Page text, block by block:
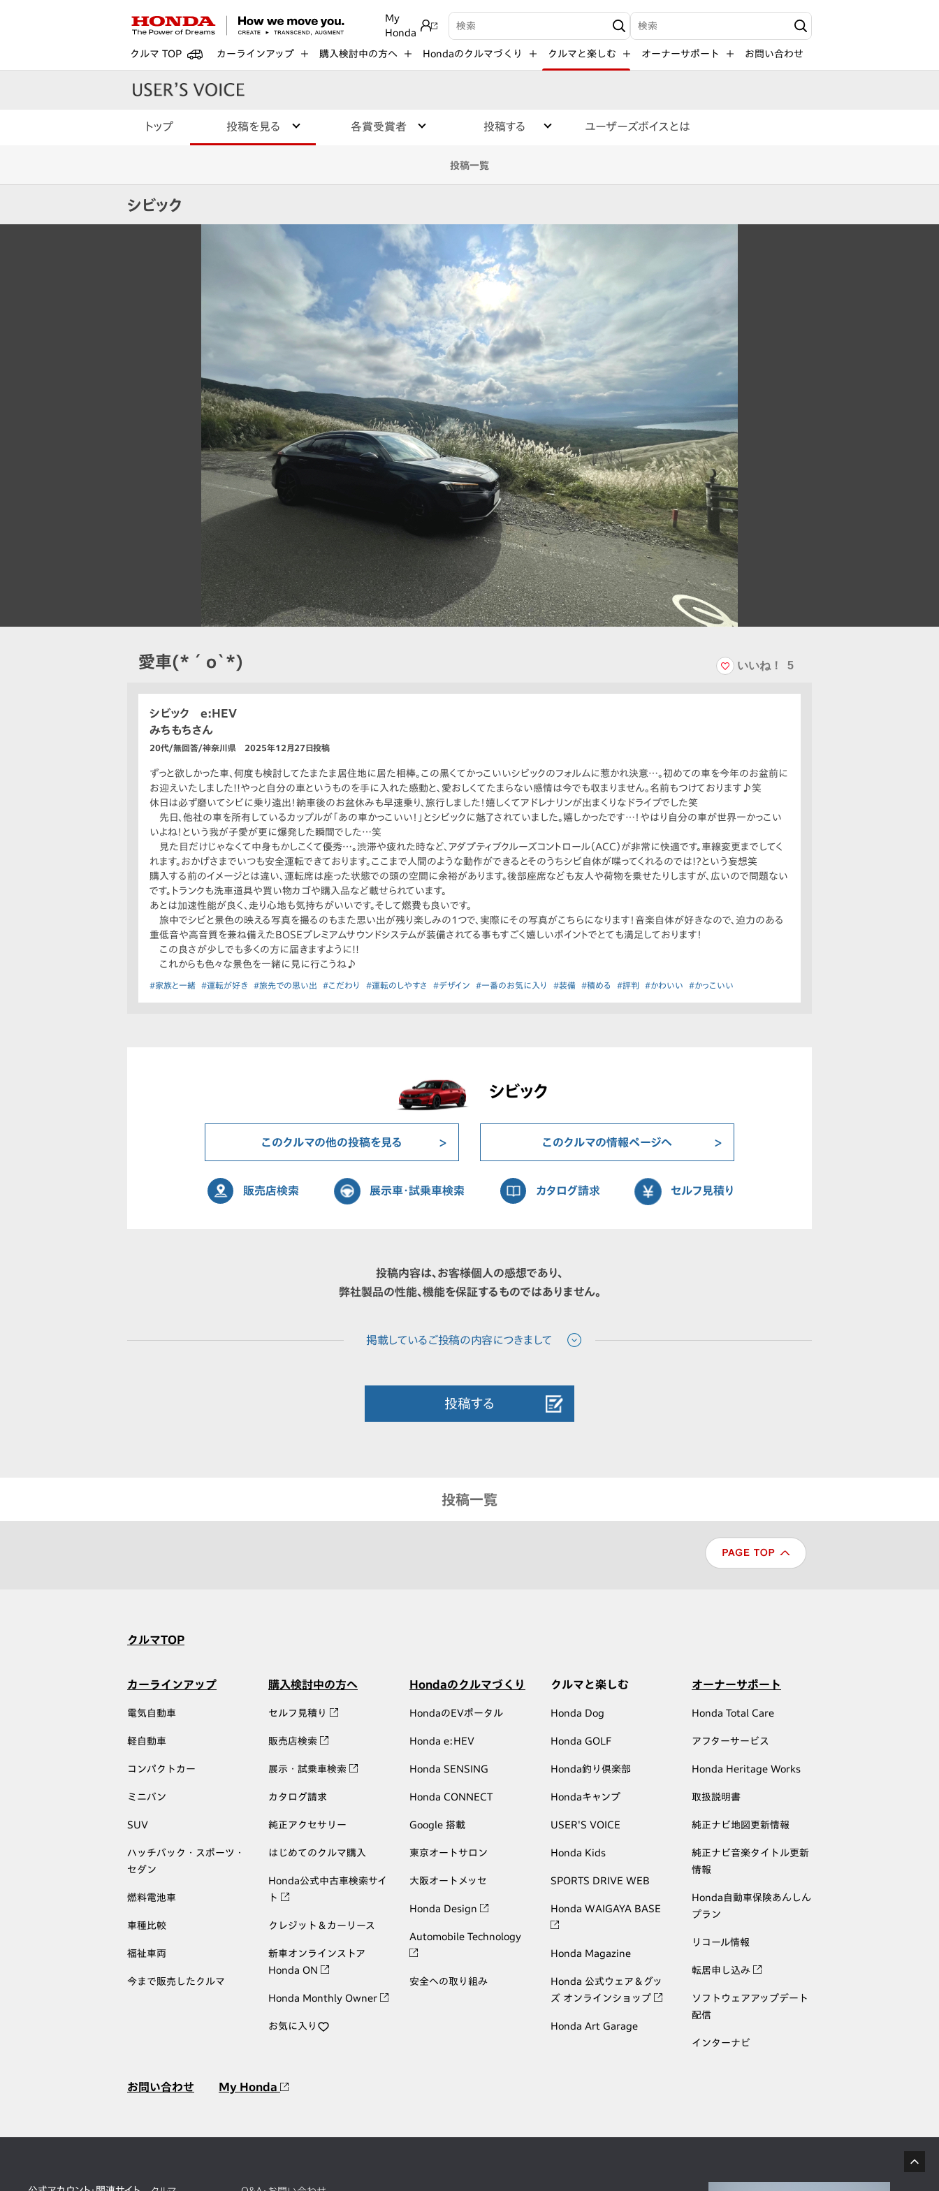
My
Honda
検索キーワード入力 検索キーワード入力
クルマ TOP カーラインアップ 購入検討中の方へ Hondaのクルマづくり クルマと楽しむ オーナーサポート お問い合わせ
トップ 投稿を見る 各賞受賞者 投稿する ユーザーズボイスとは
投稿一覧
シビック
愛車(*´o`*) いいね！ 5
シビック e:HEV
みちもちさん
20代/無回答/神奈川県 2025年12月27日投稿
ずっと欲しかった車、何度も検討してたまたま居住地に居た相棒。この黒くてかっこいいシビックのフォルムに惹かれ決意…。初めての車を今年のお盆前に
お迎えいたしました!!やっと自分の車というものを手に入れた感動と、愛おしくてたまらない感情は今でも収まりません。名前もつけております♪笑
休日は必ず磨いてシビに乗り遠出！納車後のお盆休みも早速乗り、旅行しました！嬉しくてアドレナリンが出まくりなドライブでした笑
先日、他社の車を所有しているカップルが「あの車かっこいい！」とシビックに魅了されていました。嬉しかったです…！やはり自分の車が世界一かっこい
いよね！という我が子愛が更に爆発した瞬間でした…笑
見た目だけじゃなくて中身もかしこくて優秀…。渋滞や疲れた時など、アダプティブクルーズコントロール（ACC）が非常に快適です。車線変更までしてく
れます。おかげさまでいつも安全運転できております。ここまで人間のような動作ができるとそのうちシビ自体が喋ってくれるのでは!?という妄想笑
購入する前のイメージとは違い、運転席は座った状態での頭の空間に余裕があります。後部座席なども友人や荷物を乗せたりしますが、広いので問題ない
です。トランクも洗車道具や買い物カゴや購入品など載せられています。
あとは加速性能が良く、走り心地も気持ちがいいです。そして燃費も良いです。
旅中でシビと景色の映える写真を撮るのもまた思い出が残り楽しみの1つで、実際にその写真がこちらになります！音楽自体が好きなので、迫力のある
重低音や高音質を兼ね備えたBOSEプレミアムサウンドシステムが装備されてる事もすごく嬉しいポイントでとても満足しております！
この良さが少しでも多くの方に届きますように!!
これからも色々な景色を一緒に見に行こうね♪
#家族と一緒 #運転が好き #旅先での思い出 #こだわり #運転のしやすさ #デザイン #一番のお気に入り #装備 #積める #評判 #かわいい #かっこいい
シビック
このクルマの他の投稿を見る このクルマの情報ページへ
販売店検索 展示車・試乗車検索 カタログ請求 セルフ見積り
投稿内容は、お客様個人の感想であり、
弊社製品の性能、機能を保証するものではありません。
投稿する
投稿一覧
クルマTOP
カーラインアップ
電気自動車
軽自動車
コンパクトカー
ミニバン
SUV
ハッチバック・スポーツ・
セダン
燃料電池車
車種比較
福祉車両
今まで販売したクルマ
購入検討中の方へ
セルフ見積り
販売店検索
展示・試乗車検索
カタログ請求
純正アクセサリー
はじめてのクルマ購入
Honda公式中古車検索サイ
ト
クレジット＆カーリース
新車オンラインストア
Honda ON
Honda Monthly Owner
お気に入り
Hondaのクルマづくり
HondaのEVポータル
Honda e:HEV
Honda SENSING
Honda CONNECT
Google 搭載
東京オートサロン
大阪オートメッセ
Honda Design
Automobile Technology
安全への取り組み
クルマと楽しむ
Honda Dog
Honda GOLF
Honda釣り倶楽部
Hondaキャンプ
USER'S VOICE
Honda Kids
SPORTS DRIVE WEB
Honda WAIGAYA BASE
Honda Magazine
Honda 公式ウェア＆グッ
ズ オンラインショップ
Honda Art Garage
オーナーサポート
Honda Total Care
アフターサービス
Honda Heritage Works
取扱説明書
純正ナビ地図更新情報
純正ナビ音楽タイトル更新
情報
Honda自動車保険あんしん
プラン
リコール情報
転居申し込み
ソフトウェアアップデート
配信
インターナビ
お問い合わせ My Honda